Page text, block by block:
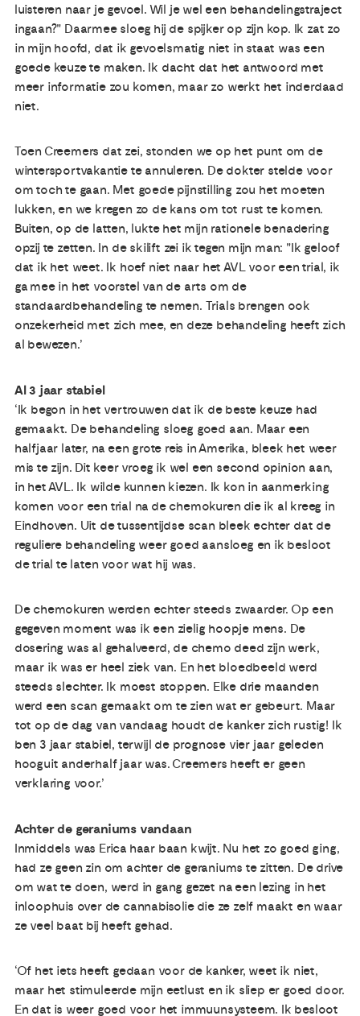
luisteren naar je gevoel. Wil je wel een behandelingstraject
ingaan?" Daarmee sloeg hij de spijker op zijn kop. Ik zat zo
in mijn hoofd, dat ik gevoelsmatig niet in staat was een
goede keuze te maken. Ik dacht dat het antwoord met
meer informatie zou komen, maar zo werkt het inderdaad
niet.
Toen Creemers dat zei, stonden we op het punt om de
wintersportvakantie te annuleren. De dokter stelde voor
om toch te gaan. Met goede pijnstilling zou het moeten
lukken, en we kregen zo de kans om tot rust te komen.
Buiten, op de latten, lukte het mijn rationele benadering
opzij te zetten. In de skilift zei ik tegen mijn man: "Ik geloof
dat ik het weet. Ik hoef niet naar het AVL voor een trial, ik
ga mee in het voorstel van de arts om de
standaardbehandeling te nemen. Trials brengen ook
onzekerheid met zich mee, en deze behandeling heeft zich
al bewezen.’
Al 3 jaar stabiel
‘Ik begon in het vertrouwen dat ik de beste keuze had
gemaakt. De behandeling sloeg goed aan. Maar een
halfjaar later, na een grote reis in Amerika, bleek het weer
mis te zijn. Dit keer vroeg ik wel een second opinion aan,
in het AVL. Ik wilde kunnen kiezen. Ik kon in aanmerking
komen voor een trial na de chemokuren die ik al kreeg in
Eindhoven. Uit de tussentijdse scan bleek echter dat de
reguliere behandeling weer goed aansloeg en ik besloot
de trial te laten voor wat hij was.
De chemokuren werden echter steeds zwaarder. Op een
gegeven moment was ik een zielig hoopje mens. De
dosering was al gehalveerd, de chemo deed zijn werk,
maar ik was er heel ziek van. En het bloedbeeld werd
steeds slechter. Ik moest stoppen. Elke drie maanden
werd een scan gemaakt om te zien wat er gebeurt. Maar
tot op de dag van vandaag houdt de kanker zich rustig! Ik
ben 3 jaar stabiel, terwijl de prognose vier jaar geleden
hooguit anderhalf jaar was. Creemers heeft er geen
verklaring voor.’
Achter de geraniums vandaan
Inmiddels was Erica haar baan kwijt. Nu het zo goed ging,
had ze geen zin om achter de geraniums te zitten. De drive
om wat te doen, werd in gang gezet na een lezing in het
inloophuis over de cannabisolie die ze zelf maakt en waar
ze veel baat bij heeft gehad.
‘Of het iets heeft gedaan voor de kanker, weet ik niet,
maar het stimuleerde mijn eetlust en ik sliep er goed door.
En dat is weer goed voor het immuunsysteem. Ik besloot